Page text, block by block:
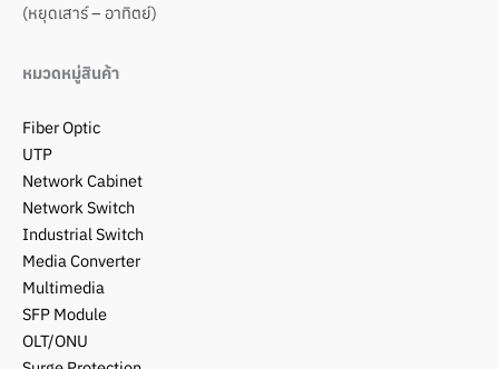
(หยุดเสาร์ – อาทิตย์)
หมวดหมู่สินค้า
Fiber Optic
UTP
Network Cabinet
Network Switch
Industrial Switch
Media Converter
Multimedia
SFP Module
OLT/ONU